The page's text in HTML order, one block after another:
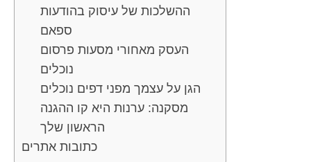
ההשלכות של עיסוק בהודעות
ספאם
העסק מאחורי מסעות פרסום
נוכלים
הגן על עצמך מפני דפים נוכלים
מסקנה: ערנות היא קו ההגנה
הראשון שלך
כתובות אתרים